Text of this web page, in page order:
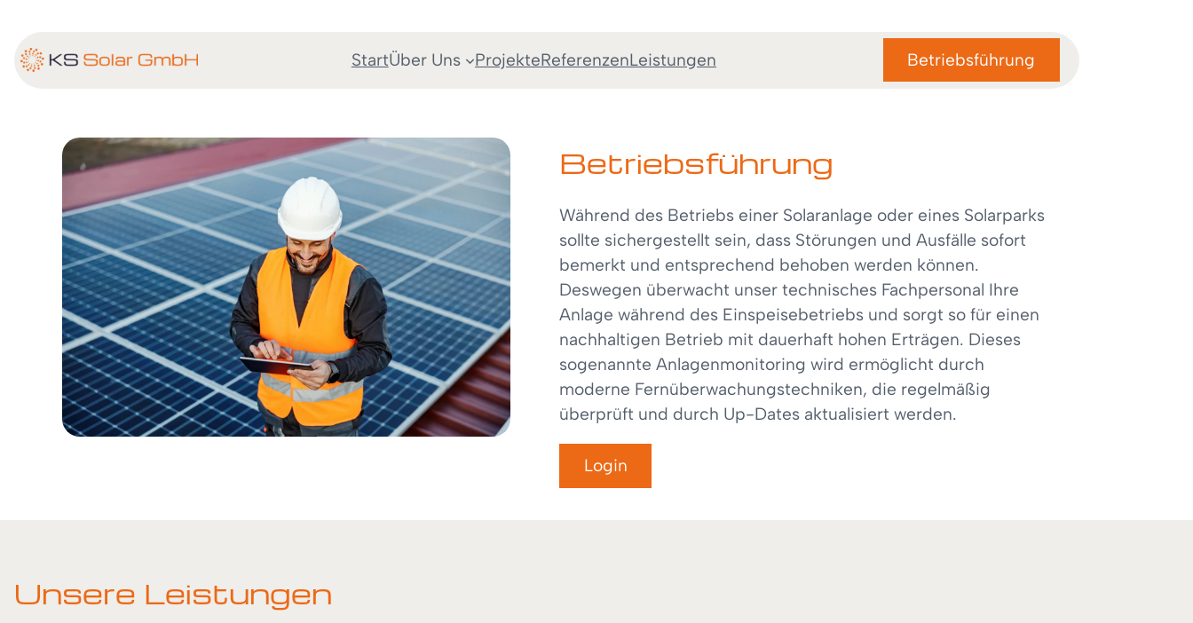
StartÜber Uns ProjekteReferenzenLeistungen Betriebsführung
Betriebsführung
Während des Betriebs einer Solaranlage oder eines Solarparks
sollte sichergestellt sein, dass Störungen und Ausfälle sofort
bemerkt und entsprechend behoben werden können.
Deswegen überwacht unser technisches Fachpersonal Ihre
Anlage während des Einspeisebetriebs und sorgt so für einen
nachhaltigen Betrieb mit dauerhaft hohen Erträgen. Dieses
sogenannte Anlagenmonitoring wird ermöglicht durch
moderne Fernüberwachungstechniken, die regelmäßig
überprüft und durch Up-Dates aktualisiert werden.
Login
Unsere Leistungen